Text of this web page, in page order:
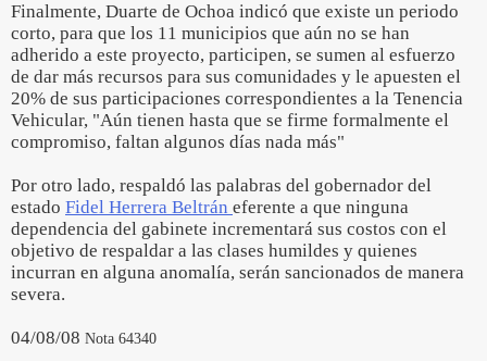
Finalmente, Duarte de Ochoa indicó que existe un periodo
corto, para que los 11 municipios que aún no se han
adherido a este proyecto, participen, se sumen al esfuerzo
de dar más recursos para sus comunidades y le apuesten el
20% de sus participaciones correspondientes a la Tenencia
Vehicular, "Aún tienen hasta que se firme formalmente el
compromiso, faltan algunos días nada más"
Por otro lado, respaldó las palabras del gobernador del
estado Fidel Herrera Beltrán eferente a que ninguna
dependencia del gabinete incrementará sus costos con el
objetivo de respaldar a las clases humildes y quienes
incurran en alguna anomalía, serán sancionados de manera
severa.
04/08/08 Nota 64340